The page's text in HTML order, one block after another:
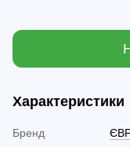
Характеристики
Бренд